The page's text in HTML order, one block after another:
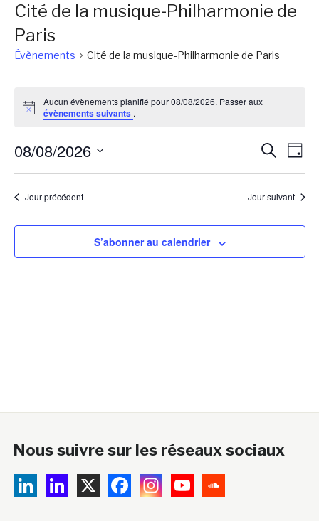
Cité de la musique-Philharmonie de
Paris
Évènements Cité de la musique-Philharmonie de Paris
for
Notice
Aucun évènements planifié pour 08/08/2026. Passer aux
évènements suivants .
et
de
Jour
08/08/2026
Sélectionnez
uneJour précédent Jour suivant
S’abonner au calendrier
Nous suivre sur les réseaux sociaux